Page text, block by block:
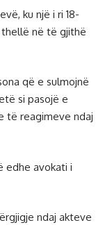
ku një i ri 18-
në të gjithë
që e sulmojnë
si pasojë e
të reagimeve ndaj
edhe avokati i
ndaj akteve